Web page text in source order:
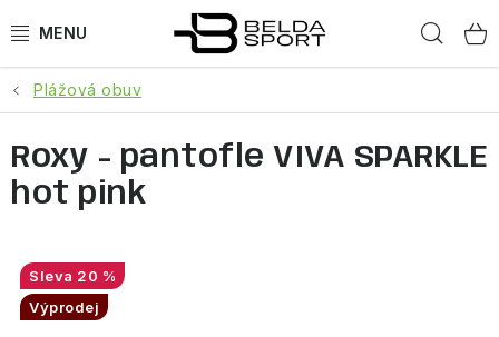
na
SPORTY
BĚH
GOLDBERGH
BOGNER
OBLEČENÍ
Plážová obuv
Roxy - pantofle VIVA SPARKLE
hot pink
20 %
Výprodej